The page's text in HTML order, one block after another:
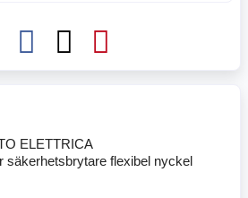
ELETTRICA
säkerhetsbrytare flexibel nyckel